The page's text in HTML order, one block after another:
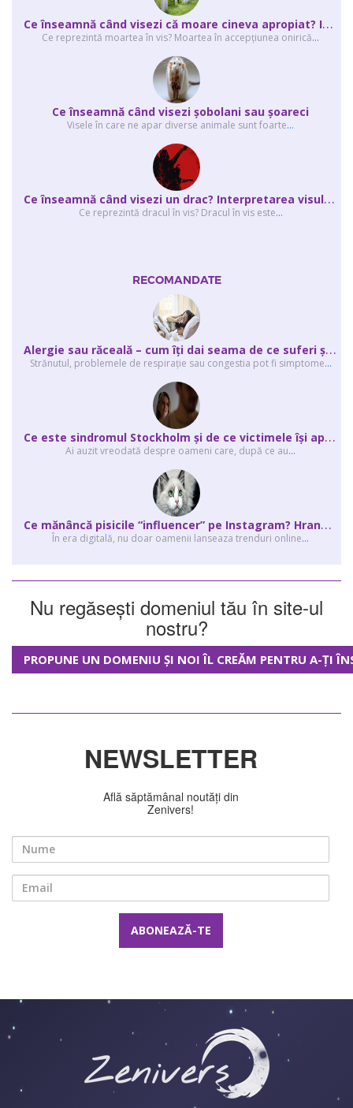
C
e înseamnă când visezi că moare cineva apropiat? Interpretarea visului în ...
Ce reprezintă moartea în vis? Moartea în accepţiunea onirică...
Ce înseamnă când visezi şobolani sau şoareci
Visele în care ne apar diverse animale sunt foarte...
C
e înseamnă când visezi un drac? Interpretarea visului în care apar unul sau...
Ce reprezintă dracul în vis? Dracul în vis este...
RECOMANDATE
A
lergie sau răceală – cum îţi dai seama de ce suferi și de ce conteaz...
Strănutul, problemele de respirație sau congestia pot fi simptome...
C
e este sindromul Stockholm și de ce victimele își apără agresorii.
Ai auzit vreodată despre oameni care, după ce au...
C
e mănâncă pisicile “influencer” pe Instagram? Hrana lor virală
În era digitală, nu doar oamenii lanseaza trenduri online...
Nu regăsești domeniul tău în site-ul
nostru?
PROPUNE UN DOMENIU ȘI NOI ÎL CREĂM PENTRU A-ȚI
NEWSLETTER
Află săptămânal noutăți din
Zenivers!